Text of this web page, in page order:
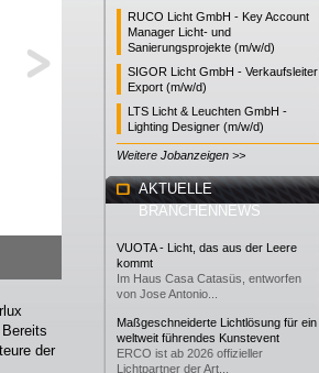
der
RUCO Licht GmbH - Key Account
Manager Licht- und
Sanierungsprojekte (m/w/d)
SIGOR Licht GmbH - Verkaufsleiter
Export (m/w/d)
LTS Licht & Leuchten GmbH -
Lighting Designer (m/w/d)
Weitere Jobanzeigen >>
AKTUELLE
BRANCHENNEWS
VUOTA - Licht, das aus der Leere
kommt
Im Haus Casa Catasüs, entworfen
von Jose Antonio...
Maßgeschneiderte Lichtlösung für ein
weltweit führendes Kunstevent
ERCO ist ab 2026 offizieller
Lichtpartner der Art...